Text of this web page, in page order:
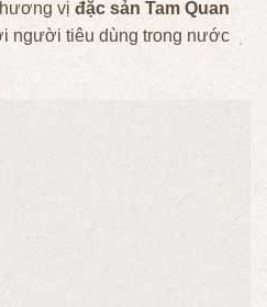
vị đặc sản Tam Quan
người tiêu dùng trong nước